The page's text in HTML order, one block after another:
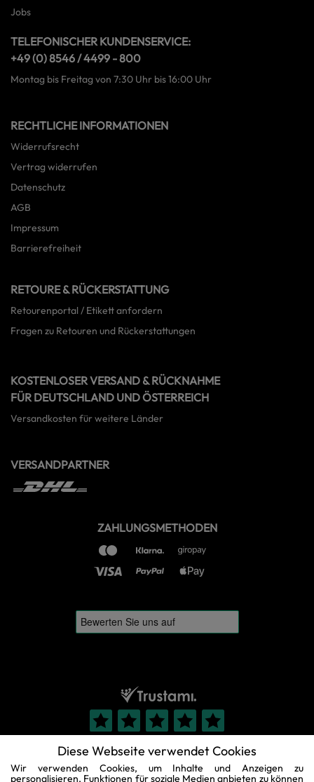
Diese Webseite verwendet Cookies
Wir verwenden Cookies, um Inhalte und Anzeigen zu
personalisieren, Funktionen für soziale Medien anbieten zu können
Jobs
TELEFONISCHER KUNDENSERVICE:
+49 (0) 8546 / 4499 - 800
Montag bis Freitag von 7:30 Uhr bis 16:00 Uhr
RECHTLICHE INFORMATIONEN
Widerrufsrecht
Vertrag widerrufen
Datenschutz
AGB
Impressum
Barrierefreiheit
RETOURE & RÜCKERSTATTUNG
Retourenportal / Etikett anfordern
Fragen zu Retouren und Rückerstattungen
KOSTENLOSER VERSAND & RÜCKNAHME
FÜR DEUTSCHLAND UND ÖSTERREICH
Versandkosten für weitere Länder
VERSANDPARTNER
ZAHLUNGSMETHODEN